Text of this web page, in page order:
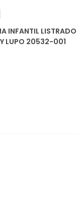
INFANTIL LISTRADO
LUPO 20532-001